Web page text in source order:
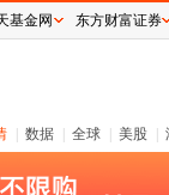
数据 全球 美股
基金网 东方财富证券